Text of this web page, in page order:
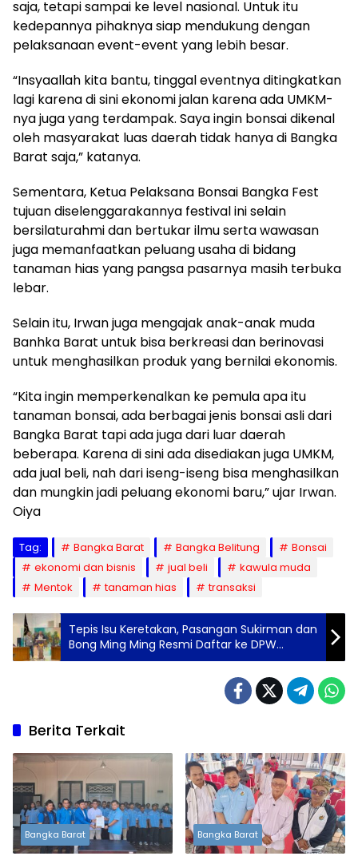
saja, tetapi sampai ke level nasional. Untuk itu
kedepannya pihaknya siap mendukung dengan
pelaksanaan event-event yang lebih besar.
“Insyaallah kita bantu, tinggal eventnya ditingkatkan
lagi karena di sini ekonomi jalan karena ada UMKM-
nya juga yang terdampak. Saya ingin bonsai dikenal
oleh masyarakat luas daerah tidak hanya di Bangka
Barat saja,” katanya.
Sementara, Ketua Pelaksana Bonsai Bangka Fest
tujuan diselenggarakannya festival ini selain
bersilaturahmi dan bertukar ilmu serta wawasan
juga memanfaatkan peluang usaha di bidang
tanaman hias yang pangsa pasarnya masih terbuka
lebar.
Selain itu, Irwan juga mengajak anak-anak muda
Banhka Barat untuk bisa berkreasi dan berinovasi
untuk menghasilkan produk yang bernilai ekonomis.
“Kita ingin memperkenalkan ke pemula apa itu
tanaman bonsai, ada berbagai jenis bonsai asli dari
Bangka Barat tapi ada juga dari luar daerah
beberapa. Karena di sini ada disediakan juga UMKM,
ada jual beli, nah dari iseng-iseng bisa menghasilkan
dan mungkin jadi peluang ekonomi baru,” ujar Irwan.
Oiya
Tag: Bangka Barat Bangka Belitung
Bonsai
ekonomi dan bisnis
jual beli
kawula muda
Mentok
tanaman hias transaksi
Tepis Isu Keretakan, Pasangan Sukirman dan
Bong Ming Ming Resmi Daftar ke DPW
Nasdem
Berita Terkait
Bangka Barat Bangka Barat